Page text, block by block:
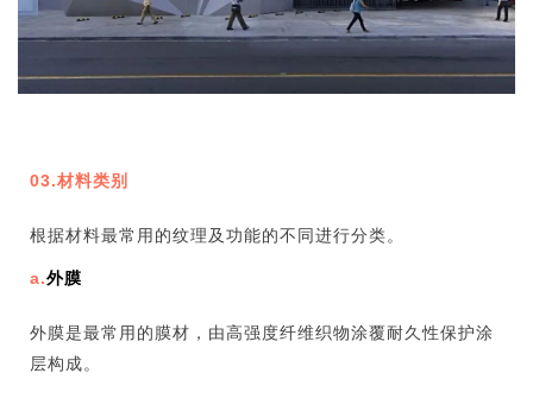
03.材料类别
根据材料最常用的纹理及功能的不同进行分类。
a.外膜
外膜是最常用的膜材，由高强度纤维织物涂覆耐久性保护涂
层构成。